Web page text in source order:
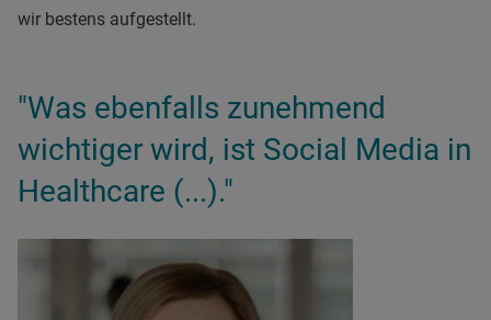
wir bestens aufgestellt.
"Was ebenfalls zunehmend
wichtiger wird, ist Social Media in
Healthcare (...)."